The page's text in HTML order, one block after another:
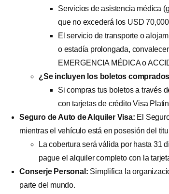
Servicios de asistencia médica
que no excederá los USD
El servicio de transporte o
o estadía prolongada,
EMERGENCIA MÉDICA o
¿Se incluyen los boletos
Si compras tus boletos a través
con tarjetas de crédito Visa
Seguro de Auto de Alquiler Visa: El
mientras el vehículo está en posesión del
La cobertura será válida por hasta 31
pague el alquiler completo con la
Conserje Personal: Simplifica la
parte del mundo.